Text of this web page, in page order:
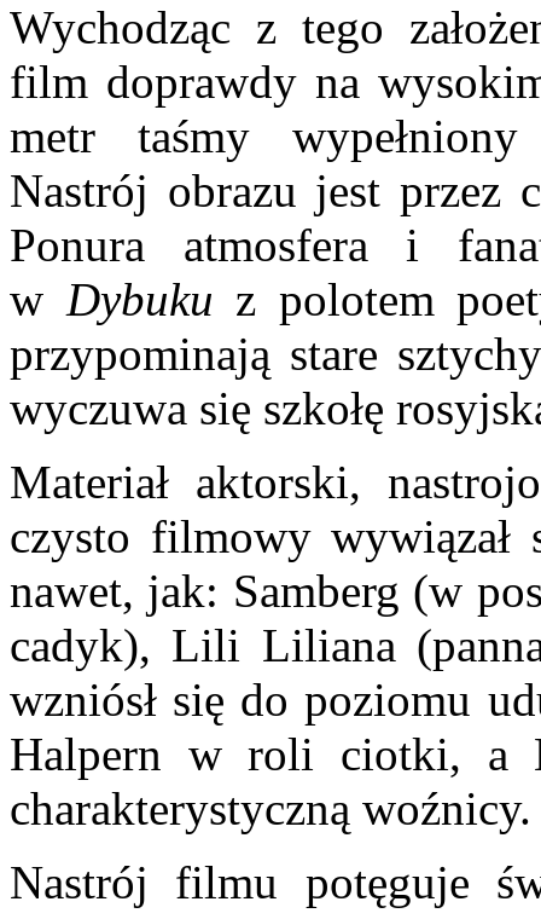
Wychodząc z tego
film doprawdy na
metr taśmy
Nastrój obrazu jest przez
Ponura atmosfera i
w Dybuku z polotem
przypominają stare
wyczuwa się szkołę
Materiał aktorski,
czysto filmowy wywiązał
nawet, jak: Samberg (w
cadyk), Lili Liliana
wzniósł się do poziomu
Halpern w roli ciotki, a
charakterystyczną woźnicy.
Nastrój filmu potęguje